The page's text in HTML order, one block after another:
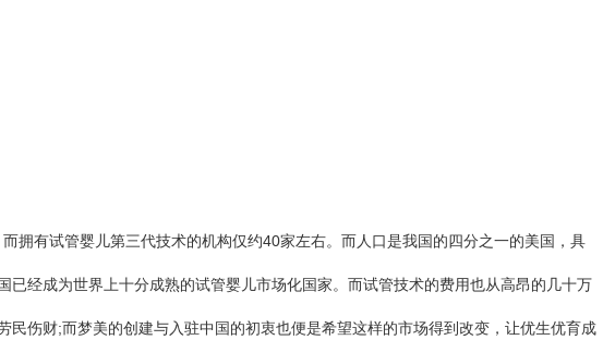
拥有试管婴儿第三代技术的机构仅约40家左右。而人口是我国的四分之一的美国，具
经成为世界上十分成熟的试管婴儿市场化国家。而试管技术的费用也从高昂的几十万
伤财;而梦美的创建与入驻中国的初衷也便是希望这样的市场得到改变，让优生优育成